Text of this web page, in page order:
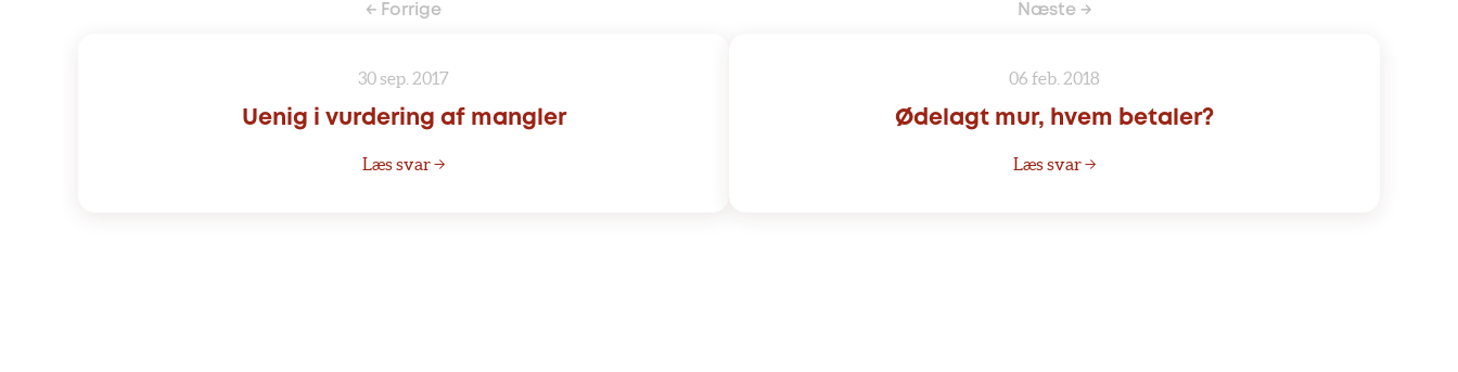
← Forrige
30 sep. 2017
Uenig i vurdering af mangler
Læs svar →
Næste →
06 feb. 2018
Ødelagt mur, hvem betaler?
Læs svar →